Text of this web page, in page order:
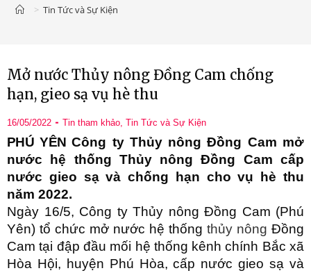
> Tin Tức và Sự Kiện
Mở nước Thủy nông Đồng Cam chống
hạn, gieo sạ vụ hè thu
16/05/2022 Tin tham khảo, Tin Tức và Sự Kiện
PHÚ YÊNCông ty Thủy nông Đồng Cam mở
nước hệ thống Thủy nông Đồng Cam cấp
nước gieo sạ và chống hạn cho vụ hè thu
năm 2022.
Ngày 16/5, Công ty Thủy nông Đồng Cam (Phú
Yên) tổ chức mở nước hệ thống thủy nông Đồng
Cam tại đập đầu mối hệ thống kênh chính Bắc xã
Hòa Hội, huyện Phú Hòa, cấp nước gieo sạ và